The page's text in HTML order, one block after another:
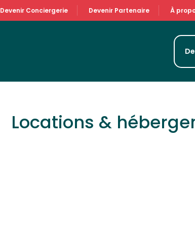
Devenir Conciergerie Devenir Partenaire À
Locations &